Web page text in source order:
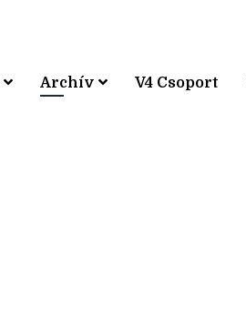
Archív V4 Csoport